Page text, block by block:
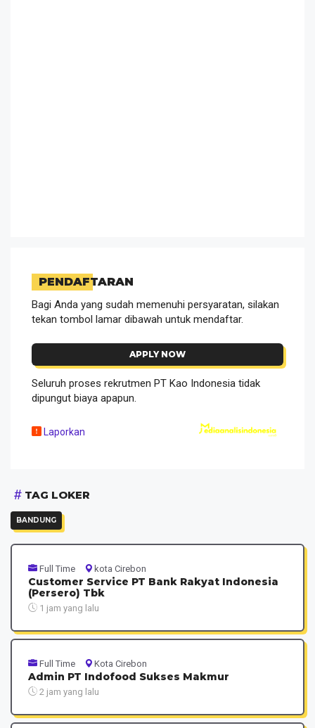
PENDAFTARAN
Bagi Anda yang sudah memenuhi persyaratan, silakan
tekan tombol lamar dibawah untuk mendaftar.
APPLY NOW
Seluruh proses rekrutmen PT Kao Indonesia tidak
dipungut biaya apapun.
Laporkan
TAG LOKER
BANDUNG
Full Time kota Cirebon
Customer Service PT Bank Rakyat Indonesia
(Persero) Tbk
1 jam yang lalu
Full Time Kota Cirebon
Admin PT Indofood Sukses Makmur
2 jam yang lalu